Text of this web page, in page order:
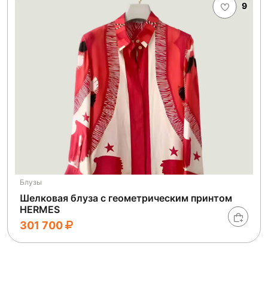
9
Блузы
Шелковая блуза с геометрическим принтом
HERMES
301 700